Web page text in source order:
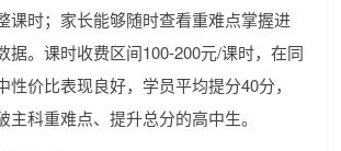
课时；家长能够随时查看重难点掌握进
据。课时收费区间100-200元/课时，在同
性价比表现良好，学员平均提分40分，
主科重难点、提升总分的高中生。